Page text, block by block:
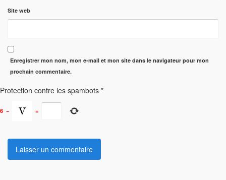
Site web
Enregistrer mon nom, mon e-mail et mon site dans le navigateur pour mon
prochain commentaire.
Protection contre les spambots *
6 − =